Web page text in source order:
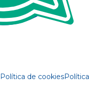
Política de cookiesPolítica